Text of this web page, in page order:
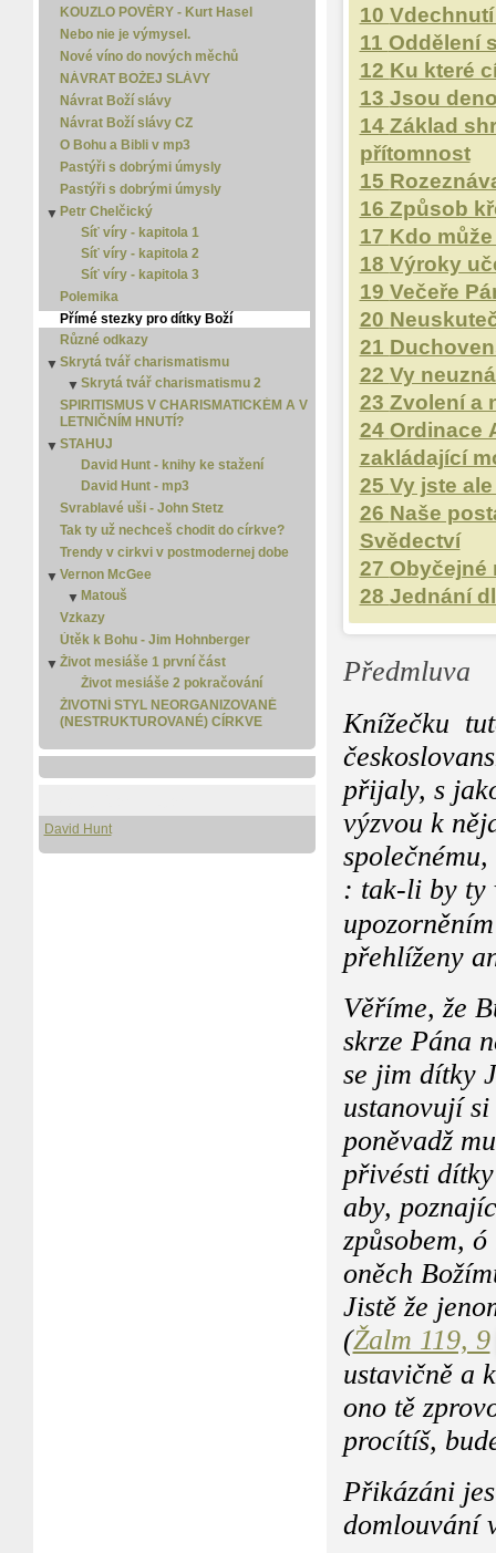
Izaiáš
Jakub
Janovo evangelium
Jeremiáš
Jonáš
Jozue
Joél
Juda
Jób
Kazatel
Koloským
Komentáře k Bibli - Starý zákon
Lukášovo evangelium
Malachiáš
Markovo evangelium
Matoušovo evangelium
Micheáš
Nahum
Nehemiáš
Ozeáš
Pavlovy listy
Pláč
Píseň písní
Přísloví
Rút
Skutky apoštolské
Sofoniáš
Soudců
Titovi
Zachariáš
Ámos
Žalmy
Židům
KOUZLO POVĚRY - Kurt Hasel
Nebo nie je výmysel.
Nové víno do nových měchů
NÁVRAT BOŽEJ SLÁVY
Návrat Boží slávy
Návrat Boží slávy CZ
O Bohu a Bibli v mp3
Pastýři s dobrými úmysly
Pastýři s dobrými úmysly
▼ Petr Chelčický
Síť víry - kapitola 1
Síť víry - kapitola 2
Síť víry - kapitola 3
Polemika
Přímé stezky pro dítky Boží
Různé odkazy
▼ Skrytá tvář charismatismu
▼ Skrytá tvář charismatismu 2
▼Skrytá tvář charismatismu 3
Skrytá tvář charismatismu 4
SPIRITISMUS V CHARISMATICKÉM A V
LETNIČNÍM HNUTÍ?
▼ STAHUJ
David Hunt - knihy ke stažení
David Hunt - mp3
Svrablavé uši - John Stetz
Tak ty už nechceš chodit do církve?
Trendy v cirkvi v postmodernej dobe
▼ Vernon McGee
▼ Matouš
Matouš 2
Vzkazy
Útěk k Bohu - Jim Hohnberger
▼ Život mesiáše 1 první část
Život mesiáše 2 pokračování
ŽIVOTNÍ STYL NEORGANIZOVANÉ
(NESTRUKTUROVANÉ) CÍRKVE
David Hunt
10
11 Oddělení
12 Ku které
13 Jsou
14 Základ
přítomnost
15
16 Způsob
17 Kdo
18 Výroky
19 Večeře
20
21
22 Vy
23 Zvolení a
24 Ordinace
zakládající
25 Vy jste
26 Naše
Svědectví
27 Obyčejné
28 Jednání
Předmluva
Knížečku
přijaly, s
výzvou k
: tak-li by ty
přehlíženy
Věříme, že
skrze Pána
se jim dítky
ustanovují
poněvadž
přivésti
aby,
způsobem,
oněch
Jistě že
(Žalm 119, 9
ustavičně a
ono tě
procítíš,
Přikázáni
domlouvání